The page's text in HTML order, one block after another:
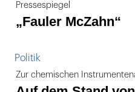
Pressespiegel
„Fauler McZahn“
Politik
Zur chemischen